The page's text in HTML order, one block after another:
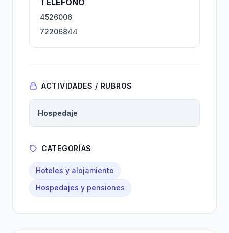
TELEFONO
4526006
72206844
ACTIVIDADES / RUBROS
Hospedaje
CATEGORÍAS
Hoteles y alojamiento
Hospedajes y pensiones